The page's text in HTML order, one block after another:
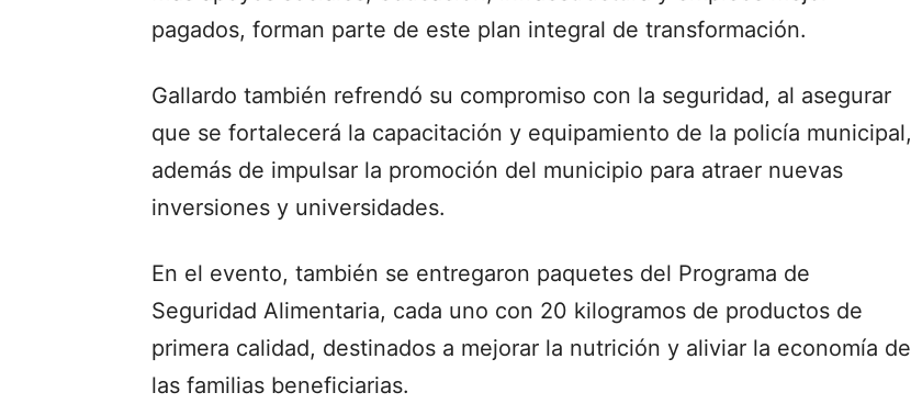
pagados, forman parte de este plan integral de transformación.
Gallardo también refrendó su compromiso con la seguridad, al asegurar
que se fortalecerá la capacitación y equipamiento de la policía municipal,
además de impulsar la promoción del municipio para atraer nuevas
inversiones y universidades.
En el evento, también se entregaron paquetes del Programa de
Seguridad Alimentaria, cada uno con 20 kilogramos de productos de
primera calidad, destinados a mejorar la nutrición y aliviar la economía de
las familias beneficiarias.